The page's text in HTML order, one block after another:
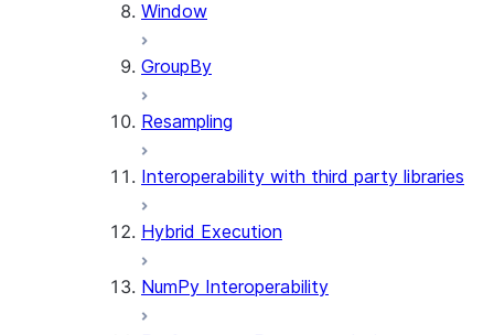
Window
GroupBy
Resampling
Interoperability with third party libraries
Hybrid Execution
NumPy Interoperability